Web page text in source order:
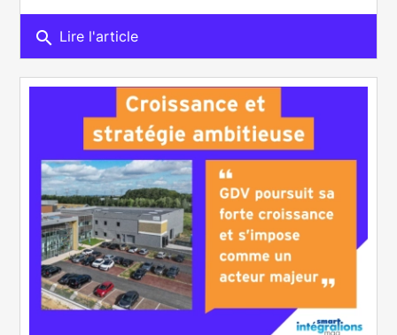
search Lire l'article